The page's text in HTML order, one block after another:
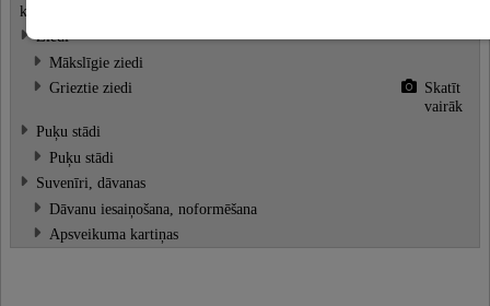
kompozīcijas
Ziedi
Mākslīgie ziedi
Grieztie ziedi
Skatīt
vairāk
Puķu stādi
Puķu stādi
Suvenīri, dāvanas
Dāvanu iesaiņošana, noformēšana
Apsveikuma kartiņas